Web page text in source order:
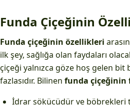
Funda Çiçeğinin
Funda çiçeğinin özellikleri
ilk şey, sağlığa olan faydaları
çiçeği yalnızca göze hoş gelen
fazlasıdır. Bilinen funda çiçeğinin
İdrar sökücüdür ve böbrekleri